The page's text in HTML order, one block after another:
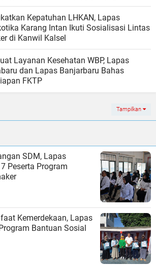
Kepatuhan LHKAN, Lapas
Karang Intan Ikuti Sosialisasi Lintas
di Kanwil Kalsel
Layanan Kesehatan WBP, Lapas
dan Lapas Banjarbaru Bahas
FKTP
Tampilkan
SDM, Lapas
Peserta Program
Kemerdekaan, Lapas
Bantuan Sosial